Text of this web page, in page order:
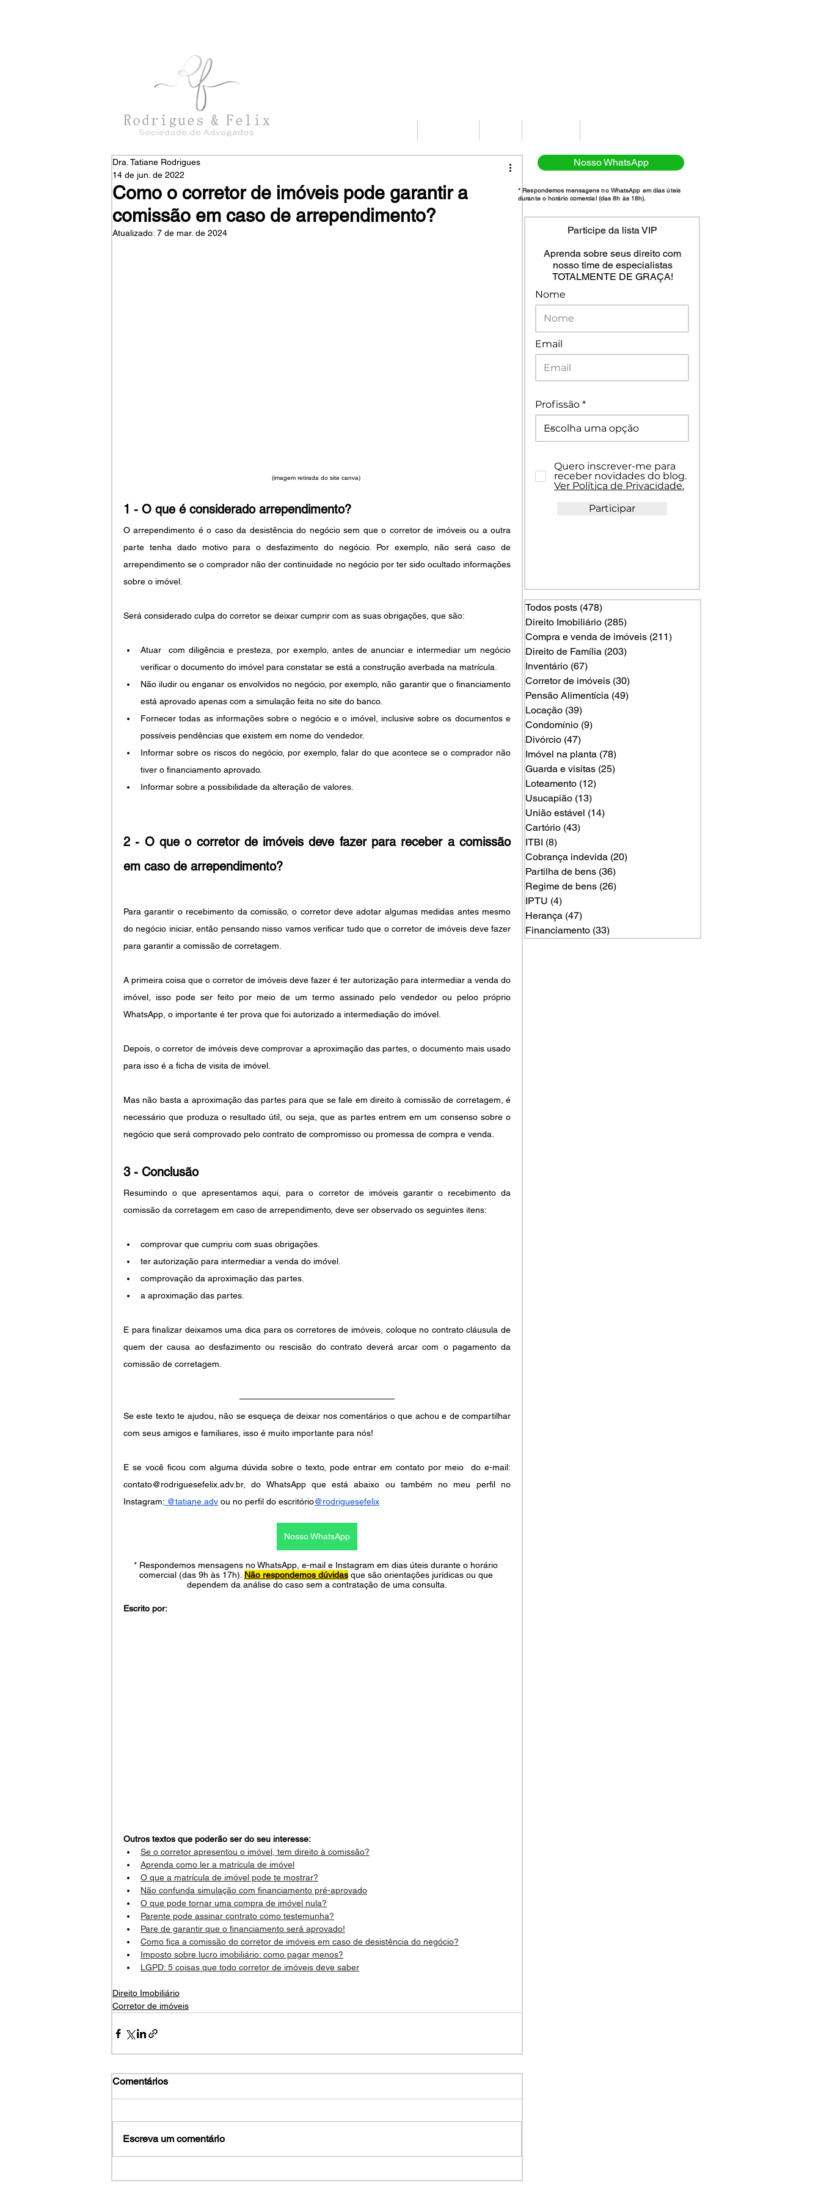
Como o corretor de imóveis pode garantir a
comissão em caso de arrependimento?
Dra. Tatiane Rodrigues
14 de jun. de 2022
Atualizado: 7 de mar. de 2024
(imagem retirada do site canva)
1 - O que é considerado arrependimento?
O arrependimento é o caso da desistência do negócio sem que o corretor de imóveis ou a outra
parte tenha dado motivo para o desfazimento do negócio. Por exemplo, não será caso de
arrependimento se o comprador não der continuidade no negócio por ter sido ocultado informações
sobre o imóvel.
Será considerado culpa do corretor se deixar cumprir com as suas obrigações, que são:
Atuar  com diligência e presteza, por exemplo, antes de anunciar e intermediar um negócio
verificar o documento do imóvel para constatar se está a construção averbada na matrícula.
Não iludir ou enganar os envolvidos no negócio, por exemplo, não garantir que o financiamento
está aprovado apenas com a simulação feita no site do banco.
Fornecer todas as informações sobre o negócio e o imóvel, inclusive sobre os documentos e
possíveis pendências que existem em nome do vendedor.
Informar sobre os riscos do negócio, por exemplo, falar do que acontece se o comprador não
tiver o financiamento aprovado.
Informar sobre a possibilidade da alteração de valores.
2 - O que o corretor de imóveis deve fazer para receber a comissão
em caso de arrependimento?
Para garantir o recebimento da comissão, o corretor deve adotar algumas medidas antes mesmo
do negócio iniciar, então pensando nisso vamos verificar tudo que o corretor de imóveis deve fazer
para garantir a comissão de corretagem.
A primeira coisa que o corretor de imóveis deve fazer é ter autorização para intermediar a venda do
imóvel, isso pode ser feito por meio de um termo assinado pelo vendedor ou peloo próprio
WhatsApp, o importante é ter prova que foi autorizado a intermediação do imóvel.
Depois, o corretor de imóveis deve comprovar a aproximação das partes, o documento mais usado
para isso é a ficha de visita de imóvel.
Mas não basta a aproximação das partes para que se fale em direito à comissão de corretagem, é
necessário que produza o resultado útil, ou seja, que as partes entrem em um consenso sobre o
negócio que será comprovado pelo contrato de compromisso ou promessa de compra e venda.
3 - Conclusão
Resumindo o que apresentamos aqui, para o corretor de imóveis garantir o recebimento da
comissão da corretagem em caso de arrependimento, deve ser observado os seguintes itens:
comprovar que cumpriu com suas obrigações.
ter autorização para intermediar a venda do imóvel.
comprovação da aproximação das partes.
a aproximação das partes.
E para finalizar deixamos uma dica para os corretores de imóveis, coloque no contrato cláusula de
quem der causa ao desfazimento ou rescisão do contrato deverá arcar com o pagamento da
comissão de corretagem.
Se este texto te ajudou, não se esqueça de deixar nos comentários o que achou e de compartilhar
com seus amigos e familiares, isso é muito importante para nós!
E se você ficou com alguma dúvida sobre o texto, pode entrar em contato por meio  do e-mail:
contato@rodriguesefelix.adv.br, do WhatsApp que está abaixo ou também no meu perfil no
Instagram: @tatiane.adv ou no perfil do escritório@rodriguesefelix
Nosso WhatsApp
* Respondemos mensagens no WhatsApp, e-mail e Instagram em dias úteis durante o horário
comercial (das 9h às 17h). Não respondemos dúvidas que são orientações jurídicas ou que
dependem da análise do caso sem a contratação de uma consulta.
Escrito por:
Outros textos que poderão ser do seu interesse:
Se o corretor apresentou o imóvel, tem direito à comissão?
Aprenda como ler a matrícula de imóvel
O que a matrícula de imóvel pode te mostrar?
Não confunda simulação com financiamento pré-aprovado
O que pode tornar uma compra de imóvel nula?
Parente pode assinar contrato como testemunha?
Pare de garantir que o financiamento será aprovado!
Como fica a comissão do corretor de imóveis em caso de desistência do negócio?
Imposto sobre lucro imobiliário: como pagar menos?
LGPD: 5 coisas que todo corretor de imóveis deve saber
Direito Imobiliário
Corretor de imóveis
Comentários
Escreva um comentário
Participe da lista VIP
Aprenda sobre seus direito com
nosso time de especialistas
TOTALMENTE DE GRAÇA!
Nome
Email
Profissão
Quero inscrever-me para
receber novidades do blog.
Ver Política de Privacidade.
Participar
Todos posts (478)
Direito Imobiliário (285)
Compra e venda de imóveis (211)
Direito de Família (203)
Inventário (67)
Corretor de imóveis (30)
Pensão Alimentícia (49)
Locação (39)
Condomínio (9)
Divórcio (47)
Imóvel na planta (78)
Guarda e visitas (25)
Loteamento (12)
Usucapião (13)
União estável (14)
Cartório (43)
ITBI (8)
Cobrança indevida (20)
Partilha de bens (36)
Regime de bens (26)
IPTU (4)
Herança (47)
Financiamento (33)
Nosso WhatsApp
* Respondemos mensagens no WhatsApp em dias úteis
durante o horário comercial (das 8h às 18h).